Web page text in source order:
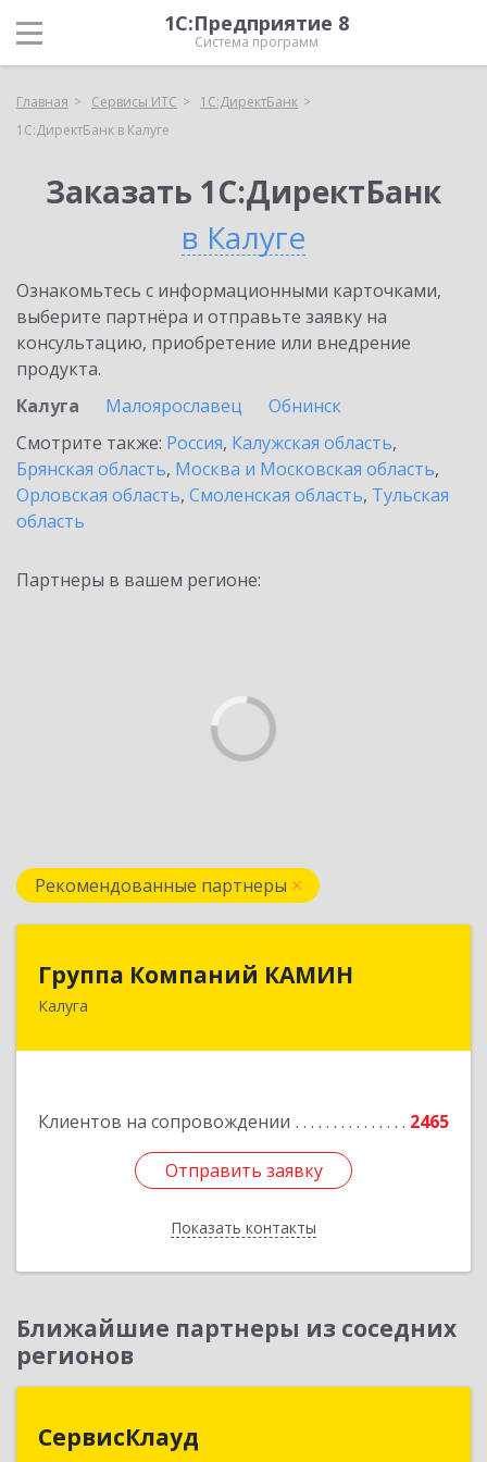
1С:Предприятие 8
Система программ
Главная Сервисы ИТС
1С:ДиректБанк
1С:ДиректБанк в Калуге
Заказать 1С:ДиректБанк
в Калуге
Ознакомьтесь с информационными карточками,
выберите партнёра и отправьте заявку на
консультацию, приобретение или внедрение
продукта.
Калуга
Малоярославец
Обнинск
Смотрите также: Россия, Калужская область,
Брянская область, Москва и Московская область,
Орловская область, Смоленская область, Тульская
область
Партнеры в вашем регионе:
Рекомендованные партнеры
Группа Компаний КАМИН
Калуга
Клиентов на сопровождении 2465
Отправить заявку
Показать контакты
Группа Компаний КАМИН
248023, Калужская обл, Калуга г, Теренинский
Отправить заявку
Назад
Ближайшие партнеры из соседних
регионов
СервисКлауд